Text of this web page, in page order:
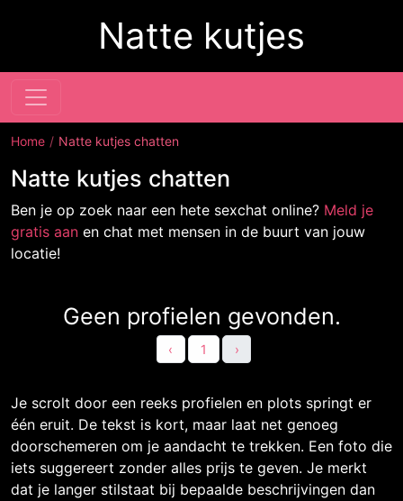
Natte kutjes
Home Natte kutjes chatten
Natte kutjes chatten
Ben je op zoek naar een hete sexchat online? Meld je
gratis aan en chat met mensen in de buurt van jouw
locatie!
Geen profielen gevonden.
‹ 1 ›
Je scrolt door een reeks profielen en plots springt er
één eruit. De tekst is kort, maar laat net genoeg
doorschemeren om je aandacht te trekken. Een foto die
iets suggereert zonder alles prijs te geven. Je merkt
dat je langer stilstaat bij bepaalde beschrijvingen dan